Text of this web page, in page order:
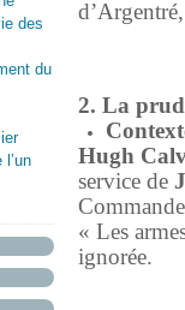
des
du
2. La
Hugh
service de
« Les
ignorée.